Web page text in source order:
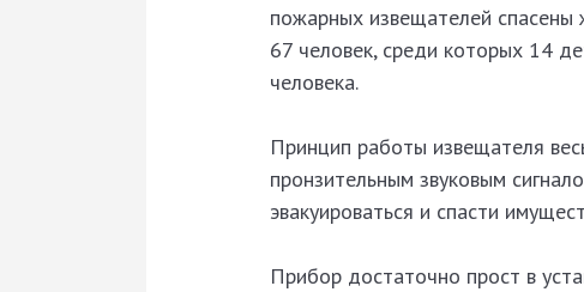
пожарных извещателей спасены
67 человек, среди которых 14
человека.
Принцип работы извещателя
пронзительным звуковым
эвакуироваться и спасти
Прибор достаточно прост в